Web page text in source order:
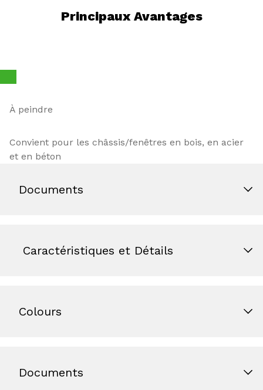
Principaux Avantages
À peindre
Convient pour les châssis/fenêtres en bois, en acier
et en béton
Documents
Caractéristiques et Détails
Colours
Documents